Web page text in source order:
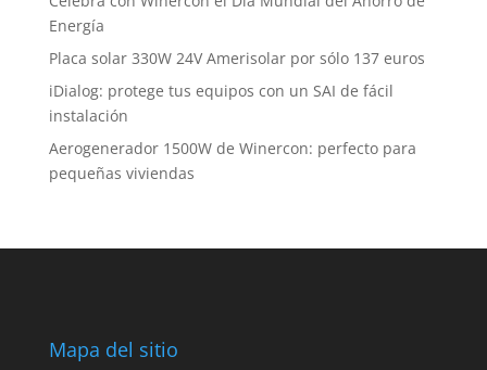
Energía
Placa solar 330W 24V Amerisolar por sólo 137 euros
iDialog: protege tus equipos con un SAI de fácil
instalación
Aerogenerador 1500W de Winercon: perfecto para
pequeñas viviendas
Mapa del sitio